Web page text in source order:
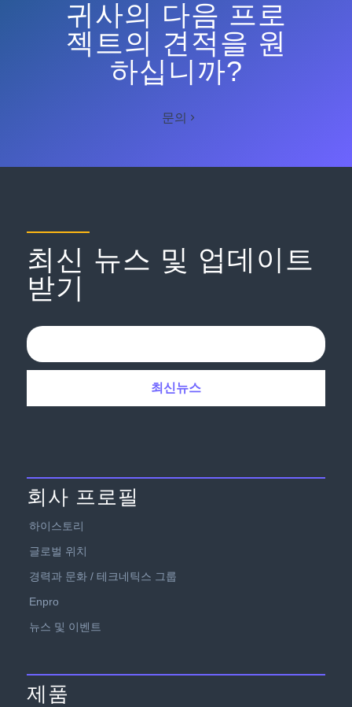
귀사의 다음 프로
젝트의 견적을 원
하십니까?
문의
최신 뉴스 및 업데이트
받기
회사 프로필
하이스토리
글로벌 위치
경력과 문화 / 테크네틱스 그룹
Enpro
뉴스 및 이벤트
제품